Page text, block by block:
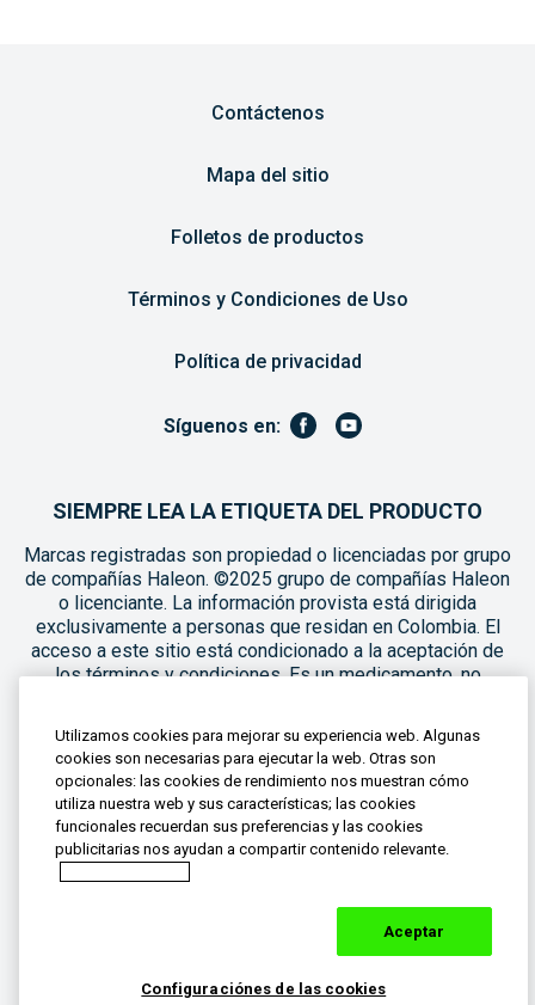
Contáctenos
Mapa del sitio
Folletos de productos
Términos y Condiciones de Uso
Política de privacidad
Síguenos en:
SIEMPRE LEA LA ETIQUETA DEL PRODUCTO
Marcas registradas son propiedad o licenciadas por grupo
de compañías Haleon. ©2025 grupo de compañías Haleon
o licenciante. La información provista está dirigida
exclusivamente a personas que residan en Colombia. El
acceso a este sitio está condicionado a la aceptación de
los términos y condiciones. Es un medicamento, no
síntomas persisten consultar al médico. Registros
Sanitarios: Advil MAX: INVIMA 2019M-0003510-R2; Advil
ULTRA: INVIMA 2018M-0009614-R1; Advil FEM: INVIMA
2023M-0016139-R1; Advil CONTRA LOS SÍNTOMAS DE LA
GRIPA MULTISINTOMAS: INVIMA 2023M-0009559-R2;
Advil Gripa Max: INVIMA 2019M-0019414; Advil CHILDREN
SUSPENSION ORAL PARA NIÑOS: INVIMA 2020M-
011320-R2; Advil TEENS: INVIMA 2024M-0021478; Advil
LIQUID FILL: INVIMA 2019M-0019446. Si tiene dudas,
preguntas o quiere reportar una situación desfavorable con
el producto, contáctenos 01- 8000-127333
Utilizamos cookies para mejorar su experiencia web. Algunas
cookies son necesarias para ejecutar la web. Otras son
opcionales: las cookies de rendimiento nos muestran cómo
utiliza nuestra web y sus características; las cookies
funcionales recuerdan sus preferencias y las cookies
publicitarias nos ayudan a compartir contenido relevante.
Aceptar
Configuraciónes de las cookies